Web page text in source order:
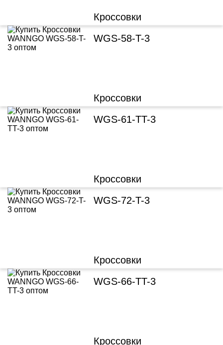
Кроссовки
WGS-58-T-3
Кроссовки
WGS-61-TT-3
Кроссовки
WGS-72-T-3
Кроссовки
WGS-66-TT-3
Кроссовки